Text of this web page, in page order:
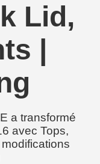
Lid,
|
a transformé
avec Tops,